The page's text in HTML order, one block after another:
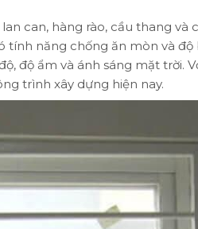
can, hàng rào, cầu thang và
năng chống ăn mòn và độ
độ ẩm và ánh sáng mặt trời.
trình xây dựng hiện nay.